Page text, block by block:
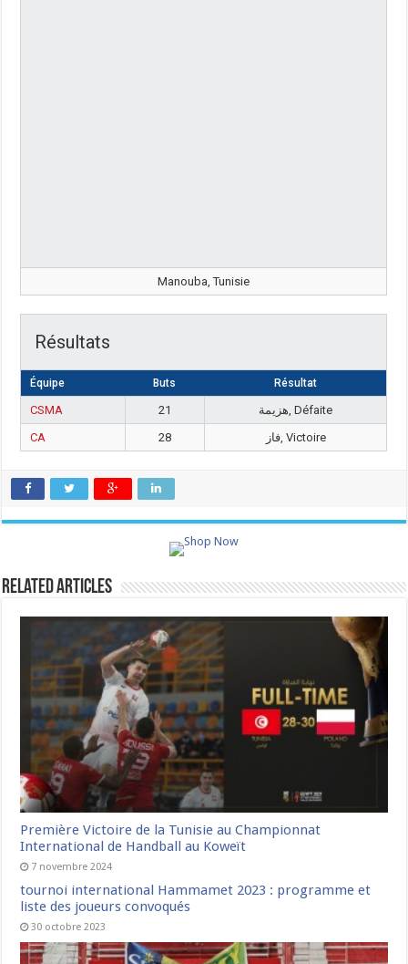
Manouba, Tunisie
Résultats
Équipe Buts Résultat
CSMA 21
هزيمة, Défaite
CA
28 فاز, Victoire
Related Articles
Première Victoire de la Tunisie au Championnat
International de Handball au Koweït
7 novembre 2024
tournoi international Hammamet 2023 : programme et
liste des joueurs convoqués
30 octobre 2023